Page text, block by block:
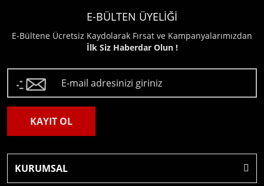
E-BÜLTEN ÜYELİĞİ
E-Bültene Ücretsiz Kaydolarak Fırsat ve Kampanyalarımızdan
İlk Siz Haberdar Olun !
KAYIT OL
KURUMSAL